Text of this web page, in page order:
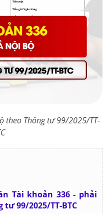
theo Thông tư 99/2025/TT-
Tài khoản 336 - phải
99/2025/TT-BTC